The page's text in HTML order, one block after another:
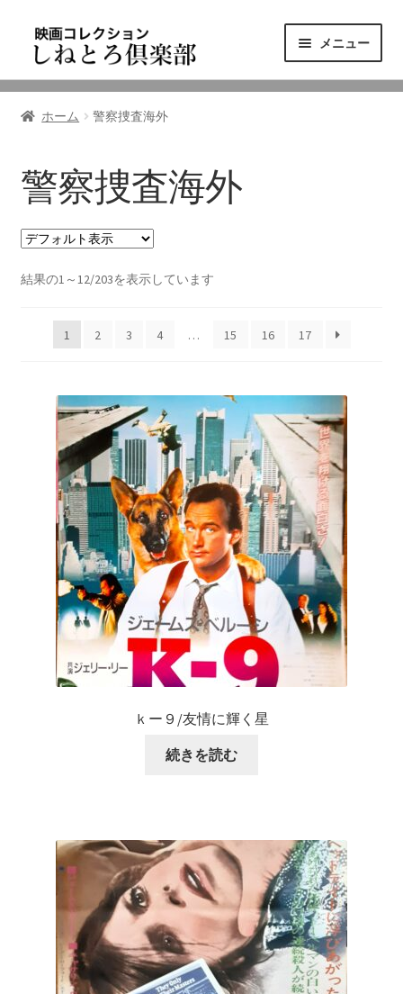
ゲ
シ
ン
へ
キ
プ
テ
ツ
ス
キ
プ
メニュー
ニュース
東三河の映画館
しねとろ倶楽部について
リンクの旅
ホーム 警察捜査海外
警察捜査海外
結果の1～12/203を表示しています
1 2 3 4 … 15 16 17
ｋー９/友情に輝く星
続きを読む